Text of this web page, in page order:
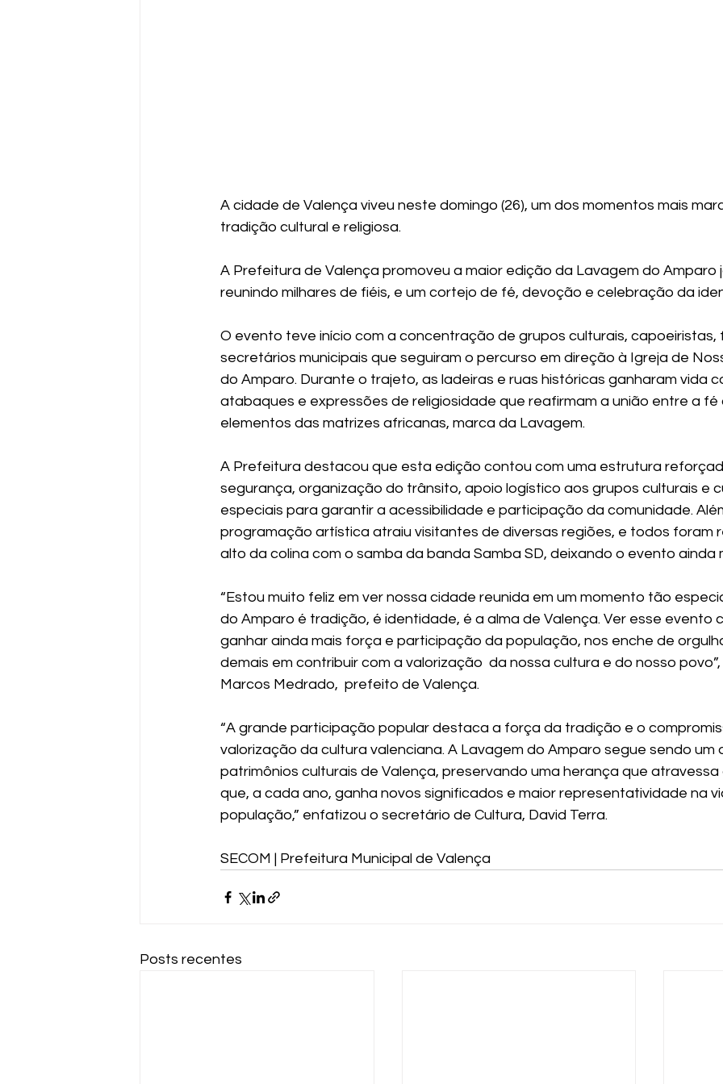
A cidade de Valença viveu neste domingo (26), um dos momentos mais
tradição cultural e religiosa.
A Prefeitura de Valença promoveu a maior edição da Lavagem do
reunindo milhares de fiéis, e um cortejo de fé, devoção e celebração da
O evento teve início com a concentração de grupos culturais, capoeiristas,
secretários municipais que seguiram o percurso em direção à Igreja de
do Amparo. Durante o trajeto, as ladeiras e ruas históricas ganharam vida
atabaques e expressões de religiosidade que reafirmam a união entre a
elementos das matrizes africanas, marca da Lavagem.
A Prefeitura destacou que esta edição contou com uma estrutura
segurança, organização do trânsito, apoio logístico aos grupos culturais e
especiais para garantir a acessibilidade e participação da comunidade.
programação artística atraiu visitantes de diversas regiões, e todos foram
alto da colina com o samba da banda Samba SD, deixando o evento ainda
“Estou muito feliz em ver nossa cidade reunida em um momento tão
do Amparo é tradição, é identidade, é a alma de Valença. Ver esse evento
ganhar ainda mais força e participação da população, nos enche de
demais em contribuir com a valorização  da nossa cultura e do nosso
Marcos Medrado,  prefeito de Valença.
“A grande participação popular destaca a força da tradição e o
valorização da cultura valenciana. A Lavagem do Amparo segue sendo um
patrimônios culturais de Valença, preservando uma herança que
que, a cada ano, ganha novos significados e maior representatividade na
população,” enfatizou o secretário de Cultura, David Terra.
SECOM | Prefeitura Municipal de Valença
Posts recentes